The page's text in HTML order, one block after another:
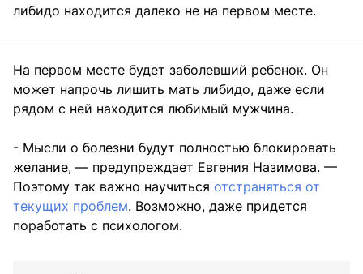
либидо находится далеко не на первом месте.
На первом месте будет заболевший ребенок. Он
может напрочь лишить мать либидо, даже если
рядом с ней находится любимый мужчина.
- Мысли о болезни будут полностью блокировать
желание, — предупреждает Евгения Назимова. —
Поэтому так важно научиться отстраняться от
текущих проблем. Возможно, даже придется
поработать с психологом.